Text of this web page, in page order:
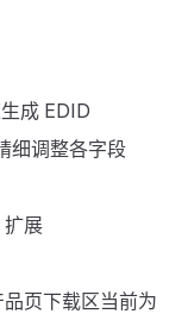
成 EDID
细调整各字段
扩展
页下载区当前为